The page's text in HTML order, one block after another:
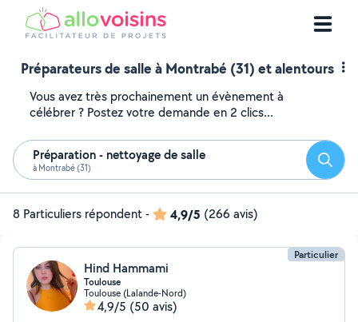
Préparateurs de salle à Montrabé (31) et alentours
Vous avez très prochainement un évènement à
célébrer ? Postez votre demande en 2 clics...
Préparation - nettoyage de salle
à Montrabé (31)
8 Particuliers répondent- 4,9/5 (266 avis)
Particulier
Hind Hammami
Toulouse
Toulouse (Lalande-Nord)
4,9/5 (50 avis)